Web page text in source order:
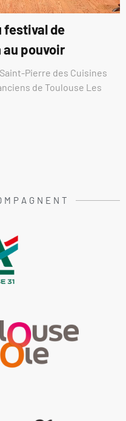
festival de
au pouvoir
Pierre des Cuisines
de Toulouse Les